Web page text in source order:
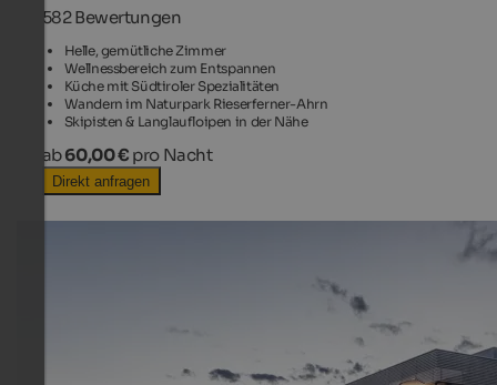
582 Bewertungen
Helle, gemütliche Zimmer
Wellnessbereich zum Entspannen
Küche mit Südtiroler Spezialitäten
Wandern im Naturpark Rieserferner-Ahrn
Skipisten & Langlaufloipen in der Nähe
ab60,00 € pro Nacht
Direkt anfragen